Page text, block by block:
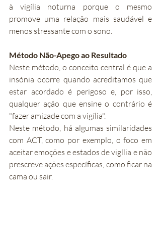
à vigília noturna porque o mesmo
promove uma relação mais saudável e
menos stressante com o sono.
Método Não-Apego ao Resultado
Neste método, o conceito central é que a
insónia ocorre quando acreditamos que
estar acordado é perigoso e, por isso,
qualquer ação que ensine o contrário é
"fazer amizade com a vigília".
Neste método, há algumas similaridades
com ACT, como por exemplo, o foco em
aceitar emoções e estados de vigília e não
prescreve ações específicas, como ficar na
cama ou sair.